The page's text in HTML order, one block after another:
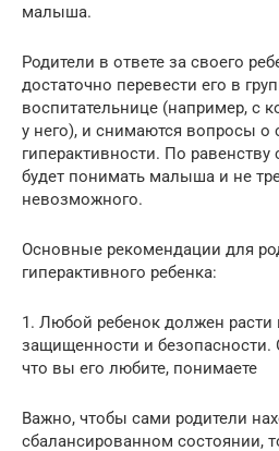
малыша.
Родители в ответе за своего
достаточно перевести его в
воспитательнице (например, с
у него), и снимаются вопросы о
гиперактивности. По равенству
будет понимать малыша и не
невозможного.
Основные рекомендации для
гиперактивного ребенка:
1. Любой ребенок должен расти
защищенности и безопасности.
что вы его любите, понимаете
Важно, чтобы сами родители
сбалансированном состоянии,